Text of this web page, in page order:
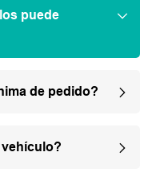
puede
de pedido?